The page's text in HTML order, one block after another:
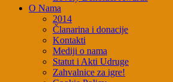
O Nama
2014
Članarina i donacije
Kontakti
Mediji o nama
Statut i Akti Udruge
Zahvalnice za igre!